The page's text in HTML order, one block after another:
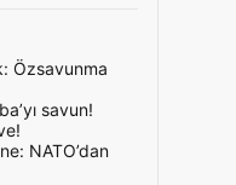
Özsavunma
savun!
NATO’dan